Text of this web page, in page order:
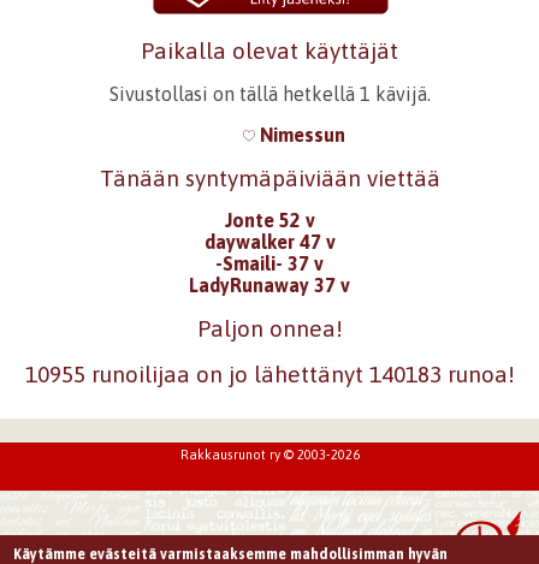
Paikalla olevat käyttäjät
Sivustollasi on tällä hetkellä 1 kävijä.
Nimessun
Tänään syntymäpäiviään viettää
Jonte 52 v
daywalker 47 v
-Smaili- 37 v
LadyRunaway 37 v
Paljon onnea!
10955 runoilijaa on jo lähettänyt 140183 runoa!
Rakkausrunot ry © 2003-2026
Käytämme evästeitä varmistaaksemme mahdollisimman hyvän